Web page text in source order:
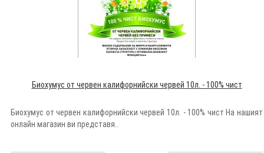
Биохумус от червен калифорнийски червей 10л. - 100% чист
Биохумус от червен калифорнийски червей 10л. - 100% чист На нашият
онлайн магазин ви представя..